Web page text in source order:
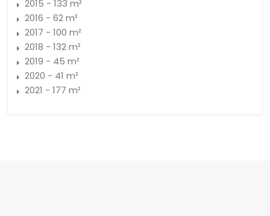
2015 - 133 m²
2016 - 62 m²
2017 - 100 m²
2018 - 132 m²
2019 - 45 m²
2020 - 41 m²
2021 - 177 m²